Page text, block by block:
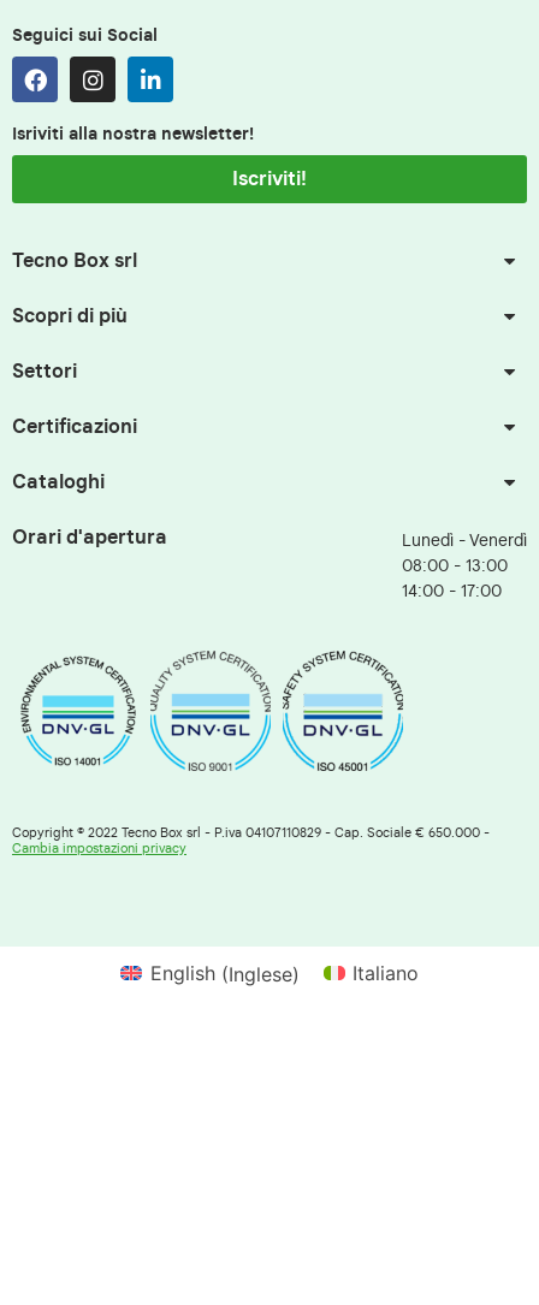
Seguici sui Social
Isriviti alla nostra newsletter!
Iscriviti!
Tecno Box srl
Scopri di più
Settori
Certificazioni
Cataloghi
Orari d'apertura
Lunedì - Venerdì
08:00 - 13:00
14:00 - 17:00
Copyright © 2022 Tecno Box srl - P.iva 04107110829 - Cap. Sociale € 650.000 -
Cambia impostazioni privacy
English(Inglese) Italiano